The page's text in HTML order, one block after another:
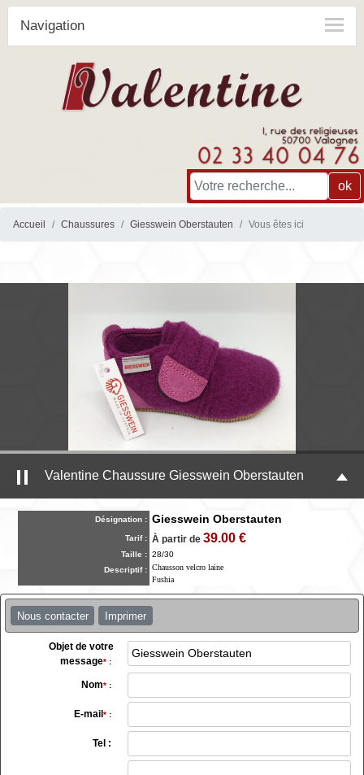
Navigation
ok
Accueil Chaussures Giesswein Oberstauten Vous êtes ici
Valentine Chaussure Giesswein Oberstauten
Désignation : Giesswein Oberstauten
Tarif : À partir de 39.00 €
Taille : 28/30
Descriptif : Chausson velcro laine
Fushia
Nous contacter Imprimer
Objet de votre
message*:
Nom*:
E-mail *:
Tel :